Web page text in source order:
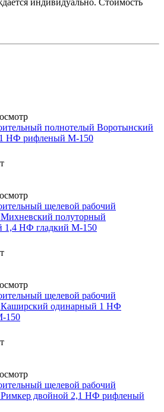
индивидуально. Стоимость
полнотелый Воротынский
НФ рифленый М-150
щелевой рабочий
полуторный
1,4 НФ гладкий М-150
щелевой рабочий
Каширский одинарный 1 НФ
150
щелевой рабочий
Римкер двойной 2,1 НФ рифленый